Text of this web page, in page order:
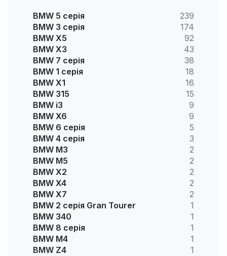
BMW 5 серія
239
BMW 3 серія
174
BMW X5
92
BMW X3
43
BMW 7 серія
38
BMW 1 серія
18
BMW X1
16
BMW 315
15
BMW i3
9
BMW X6
9
BMW 6 серія
5
BMW 4 серія
3
BMW M3
2
BMW M5
2
BMW X2
2
BMW X4
2
BMW X7
2
BMW 2 серія Gran Tourer
1
BMW 340
1
BMW 8 серія
1
BMW M4
1
BMW Z4
1